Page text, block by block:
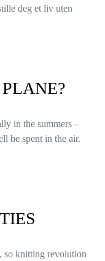
deg et liv uten
in the summers –
be spent in the air.
so knitting revolution